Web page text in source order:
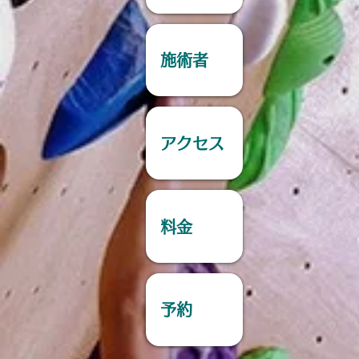
施術者
アクセス
料金
予約